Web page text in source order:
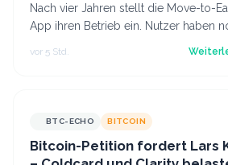
Nach vier Jahren stellt die Move-to-
App ihren Betrieb ein. Nutzer haben
vor 5 Std.
BTC-ECHO BITCOIN
Bitcoin-Petition fordert Lars